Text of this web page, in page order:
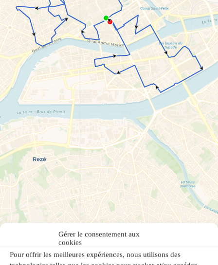
Gérer le consentement aux
cookies
Pour offrir les meilleures expériences, nous utilisons des